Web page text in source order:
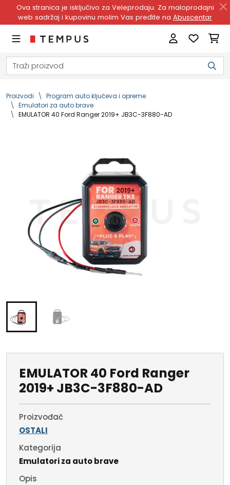
Ova stranica je isključivo za Veleprodaju. Za maloprodajni
web sadržaj i kupovinu molim Vas pređite na Abuscentar
Proizvodi
Program auto ključeva i opreme
Emulatori za auto brave
EMULATOR 40 Ford Ranger 2019+ JB3C-3F880-AD
EMULATOR 40 Ford Ranger
2019+ JB3C-3F880-AD
Proizvođač
OSTALI
Kategorija
Emulatori za auto brave
Opis